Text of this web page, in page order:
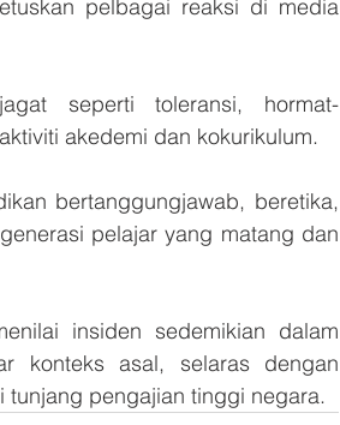
pelbagai reaksi di media
seperti toleransi, hormat-
akedemi dan kokurikulum.
bertanggungjawab, beretika,
pelajar yang matang dan
insiden sedemikian dalam
konteks asal, selaras dengan
pengajian tinggi negara.